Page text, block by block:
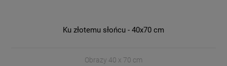
Ku złotemu słońcu - 40x70 cm
Obrazy 40 x 70 cm